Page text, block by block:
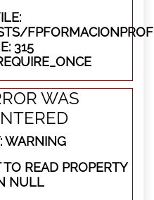
315
WAS
WARNING
READ PROPERTY
NULL